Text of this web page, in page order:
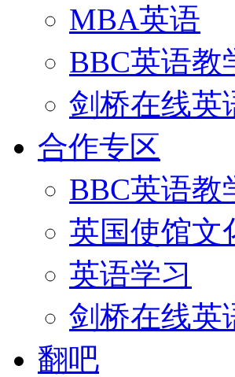
MBA英语
BBC英语教
剑桥在线英
合作专区
BBC英语教
英国使馆文
英语学习
剑桥在线英
翻吧